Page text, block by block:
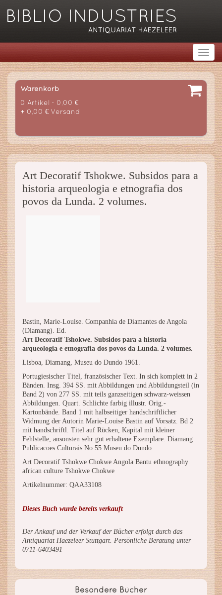
Warenkorb
0 Artikel - 0,00 €
+ 0,00 € Versand
Art Decoratif Tshokwe. Subsidos para a
historia arqueologia e etnografia dos
povos da Lunda. 2 volumes.
Bastin, Marie-Louise. Companhia de Diamantes de Angola
(Diamang). Ed.
Art Decoratif Tshokwe. Subsidos para a historia
arqueologia e etnografia dos povos da Lunda. 2 volumes.
Lisboa, Diamang, Museu do Dundo 1961.
Portugiesischer Titel, französischer Text. In sich komplett in 2
Bänden. Insg. 394 SS. mit Abbildungen und Abbildungsteil (in
Band 2) von 277 SS. mit teils ganzseitigen schwarz-weissen
Abbildungen. Quart. Schlichte farbig illustr. Orig.-
Kartonbände. Band 1 mit halbseitiger handschriftlicher
Widmung der Autorin Marie-Louise Bastin auf Vorsatz. Bd 2
mit handschriftl. Titel auf Rücken, Kapital mit kleiner
Fehlstelle, ansonsten sehr gut erhaltene Exemplare. Diamang
Publicacoes Culturais No 55 Museu do Dundo
Art Decoratif Tshokwe Chokwe Angola Bantu ethnography
african culture Tshokwe Chokwe
Artikelnummer: QAA33108
Dieses Buch wurde bereits verkauft
Der Ankauf und der Verkauf der Bücher erfolgt durch das
Antiquariat Haezeleer Stuttgart. Persönliche Beratung unter
0711-6403491
Besondere Bücher